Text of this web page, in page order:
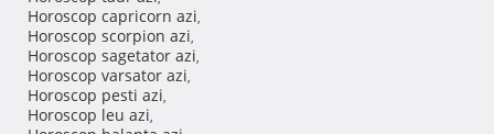
Horoscop capricorn azi,
Horoscop scorpion azi,
Horoscop sagetator azi,
Horoscop varsator azi,
Horoscop pesti azi,
Horoscop leu azi,